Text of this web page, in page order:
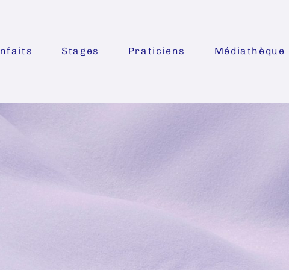
Stages Praticiens Médiathèque